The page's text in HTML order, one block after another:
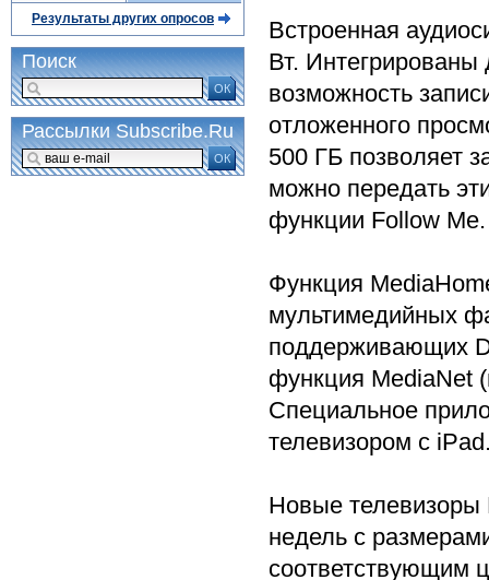
Встроенная
Вт. Интегрированы
возможность
отложенного
500 ГБ позволяет
можно передать
функции Follow Me.
Функция
мультимедийных
поддерживающих
функция MediaNet
Специальное
телевизором с
Новые телевизоры
недель с
соответствующим
Результаты других опросов
Поиск
ОК
Рассылки Subscribe.Ru
ОК